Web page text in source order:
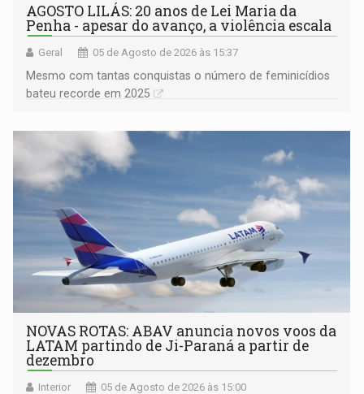
AGOSTO LILÁS: 20 anos de Lei Maria da
Penha - apesar do avanço, a violência escala
Geral 05 de Agosto de 2026 às 15:37
Mesmo com tantas conquistas o número de feminicídios
bateu recorde em 2025
NOVAS ROTAS: ABAV anuncia novos voos da
LATAM partindo de Ji-Paraná a partir de
dezembro
Interior 05 de Agosto de 2026 às 15:00